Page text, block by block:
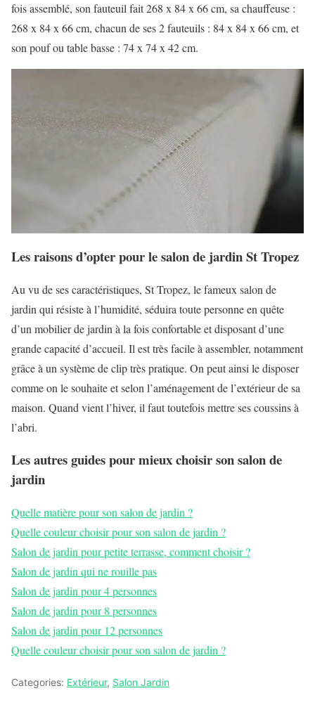
fois assemblé, son fauteuil fait 268 x 84 x 66 cm, sa chauffeuse :
268 x 84 x 66 cm, chacun de ses 2 fauteuils : 84 x 84 x 66 cm, et
son pouf ou table basse : 74 x 74 x 42 cm.
Les raisons d’opter pour le salon de jardin St Tropez
Au vu de ses caractéristiques, St Tropez, le fameux salon de
jardin qui résiste à l’humidité, séduira toute personne en quête
d’un mobilier de jardin à la fois confortable et disposant d’une
grande capacité d’accueil. Il est très facile à assembler, notamment
grâce à un système de clip très pratique. On peut ainsi le disposer
comme on le souhaite et selon l’aménagement de l’extérieur de sa
maison. Quand vient l’hiver, il faut toutefois mettre ses coussins à
l’abri.
Les autres guides pour mieux choisir son salon de
jardin
Quelle matière pour son salon de jardin ?
Quelle couleur choisir pour son salon de jardin ?
Salon de jardin pour petite terrasse, comment choisir ?
Salon de jardin qui ne rouille pas
Salon de jardin pour 4 personnes
Salon de jardin pour 8 personnes
Salon de jardin pour 12 personnes
Quelle couleur choisir pour son salon de jardin ?
Categories: Extérieur, Salon Jardin